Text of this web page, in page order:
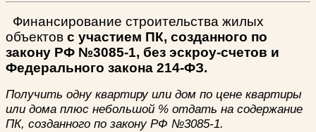
Финансирование строительства жилых
объектов с участием ПК, созданного по
закону РФ №3085-1, без эскроу-счетов и
Федерального закона 214-ФЗ.
Получить одну квартиру или дом по цене квартиры
или дома плюс небольшой % отдать на содержание
ПК, созданного по закону РФ №3085-1.